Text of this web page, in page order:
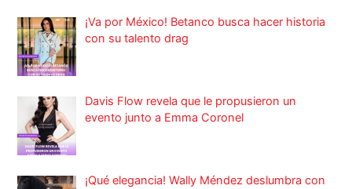
¡Va por México! Betanco busca hacer historia
con su talento drag
Davis Flow revela que le propusieron un
evento junto a Emma Coronel
¡Qué elegancia! Wally Méndez deslumbra con